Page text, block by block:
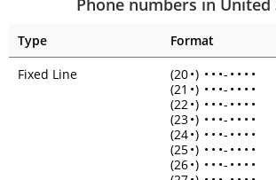
Phone numbers in United
Type
Format
Fixed Line
(20•) • • •- • • • •
(21 •) • • •- • • • •
(22•) • • •- • • • •
(23•) • • •- • • • •
(24•) • • •- • • • •
(25•) • • •- • • • •
(26•) • • •- • • • •